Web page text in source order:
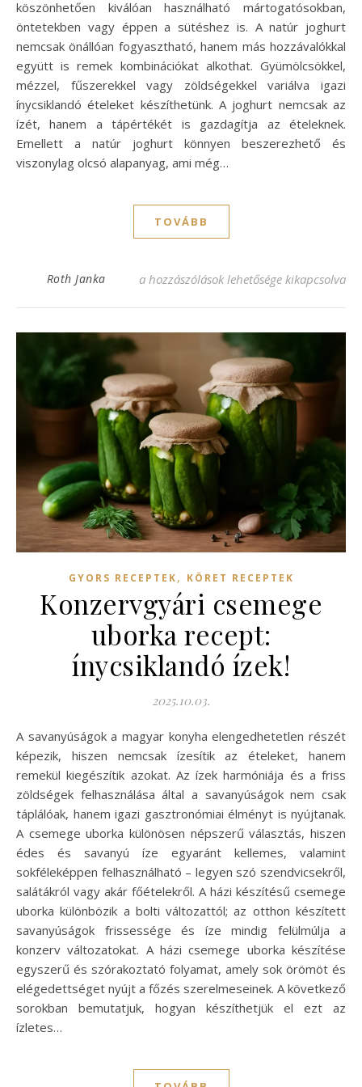
köszönhetően kiválóan használható mártogatósokban,
öntetekben vagy éppen a sütéshez is. A natúr joghurt
nemcsak önállóan fogyasztható, hanem más hozzávalókkal
együtt is remek kombinációkat alkothat. Gyümölcsökkel,
mézzel, fűszerekkel vagy zöldségekkel variálva igazi
ínycsiklandó ételeket készíthetünk. A joghurt nemcsak az
ízét, hanem a tápértékét is gazdagítja az ételeknek.
Emellett a natúr joghurt könnyen beszerezhető és
viszonylag olcsó alapanyag, ami még…
TOVÁBB
Roth Janka Natúr joghurt receptek: ízletes és
a hozzászólások lehetősége kikapcsolva
GYORS RECEPTEK, KÖRET RECEPTEK
Konzervgyári csemege
uborka recept:
ínycsiklandó ízek!
2025.10.03.
A savanyúságok a magyar konyha elengedhetetlen részét
képezik, hiszen nemcsak ízesítik az ételeket, hanem
remekül kiegészítik azokat. Az ízek harmóniája és a friss
zöldségek felhasználása által a savanyúságok nem csak
táplálóak, hanem igazi gasztronómiai élményt is nyújtanak.
A csemege uborka különösen népszerű választás, hiszen
édes és savanyú íze egyaránt kellemes, valamint
sokféleképpen felhasználható – legyen szó szendvicsekről,
salátákról vagy akár főételekről. A házi készítésű csemege
uborka különbözik a bolti változattól; az otthon készített
savanyúságok frissessége és íze mindig felülmúlja a
konzerv változatokat. A házi csemege uborka készítése
egyszerű és szórakoztató folyamat, amely sok örömöt és
elégedettséget nyújt a főzés szerelmeseinek. A következő
sorokban bemutatjuk, hogyan készíthetjük el ezt az
ízletes…